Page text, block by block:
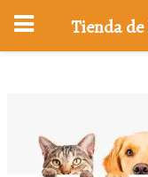
Tienda